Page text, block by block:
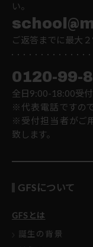
い。
ご返答までに最大
0120-99-
全日9:00-18:00受付
※代表電話ですので
※受付担当者がご
致します。
GFSについて
GFSとは
誕生の背景